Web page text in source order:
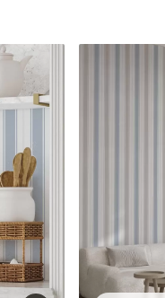
Premium